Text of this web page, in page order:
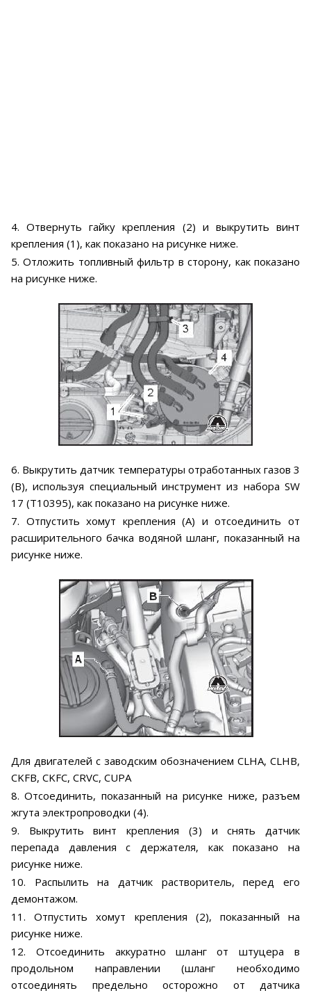
4. Отвернуть гайку крепления (2) и выкрутить винт
крепления (1), как показано на рисунке ниже.
5. Отложить топливный фильтр в сторону, как показано
на рисунке ниже.
6. Выкрутить датчик температуры отработанных газов 3
(В), используя специальный инструмент из набора SW
17 (Т10395), как показано на рисунке ниже.
7. Отпустить хомут крепления (А) и отсоединить от
расширительного бачка водяной шланг, показанный на
рисунке ниже.
Для двигателей с заводским обозначением CLHA, CLHB,
CKFB, CKFC, CRVC, CUРА
8. Отсоединить, показанный на рисунке ниже, разъем
жгута электропроводки (4).
9. Выкрутить винт крепления (3) и снять датчик
перепада давления с держателя, как показано на
рисунке ниже.
10. Распылить на датчик растворитель, перед его
демонтажом.
11. Отпустить хомут крепления (2), показанный на
рисунке ниже.
12. Отсоединить аккуратно шланг от штуцера в
продольном направлении (шланг необходимо
отсоединять предельно осторожно от датчика